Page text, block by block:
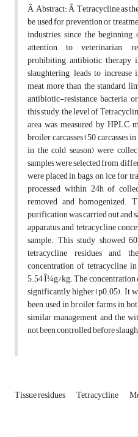
Â Abstract: Â Tetracycline as
be used for prevention or
industries since the
attention to veterinarian
prohibiting antibiotic therapy
slaughtering, leads to
meat more than the standard
antibiotic-resistance bacteria
this study, the level of
area was measured by HPLC
broiler carcasses (50 carcasses
in the cold season) were
samples were selected from
were placed in bags, on ice, for
processed within 24h of
removed and homogenized.
purification was carried out and
apparatus and tetracycline
sample. This study showed
tetracycline residues and
concentration of tetracycline
5.54 Î¼g/kg. The concentration
significantly higher (p0.05). It
been used in broiler farms in
similar management and the
not been controlled before
Tissue residues Tetracycline